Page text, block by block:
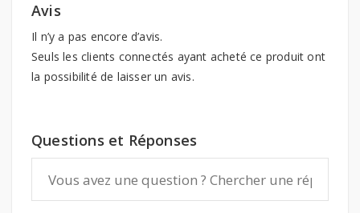
Avis
Il n’y a pas encore d’avis.
Seuls les clients connectés ayant acheté ce produit ont
la possibilité de laisser un avis.
Questions et Réponses